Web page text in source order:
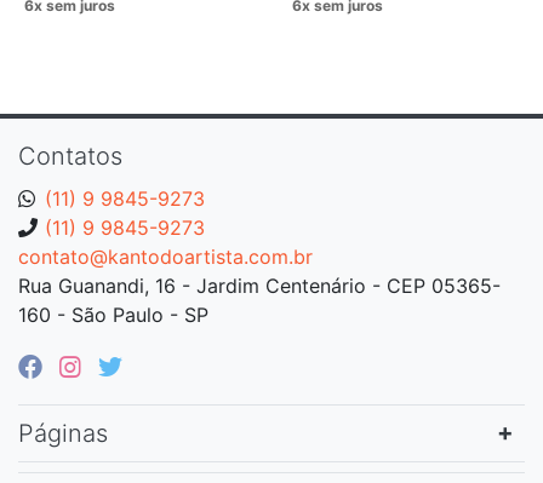
Contatos
(11) 9 9845-9273
(11) 9 9845-9273
contato@kantodoartista.com.br
Rua Guanandi, 16 - Jardim Centenário - CEP 05365-
160 - São Paulo - SP
Páginas